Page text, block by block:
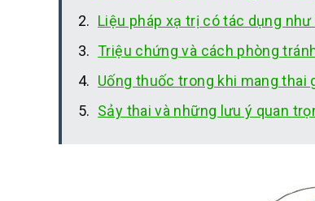
Liệu pháp xạ trị có tác dụng
Triệu chứng và cách phòng
Uống thuốc trong khi mang thai
Sảy thai và những lưu ý quan